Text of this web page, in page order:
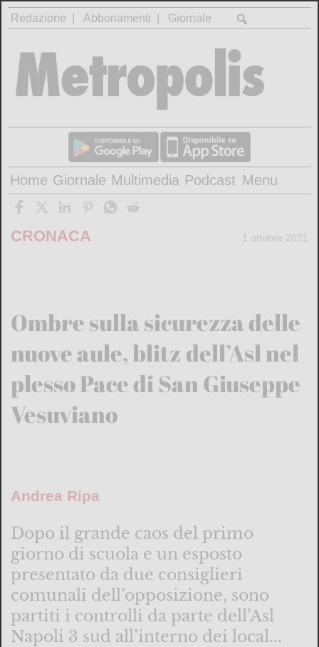
Redazione Abbonamenti Giornale
Home Giornale Multimedia Podcast Menu
CRONACA 1 ottobre 2021
Ombre sulla sicurezza delle
nuove aule, blitz dell’Asl nel
plesso Pace di San Giuseppe
Vesuviano
Andrea Ripa
Dopo il grande caos del primo
giorno di scuola e un esposto
presentato da due consiglieri
comunali dell’opposizione, sono
partiti i controlli da parte dell’Asl
Napoli 3 sud all’interno dei local...